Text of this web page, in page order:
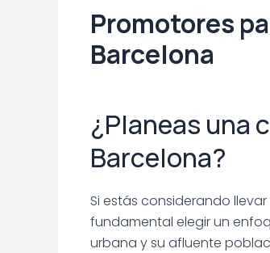
Promotores
Barcelona
¿Planeas una
Barcelona?
Si estás considerando
fundamental elegir un
urbana y su afluente